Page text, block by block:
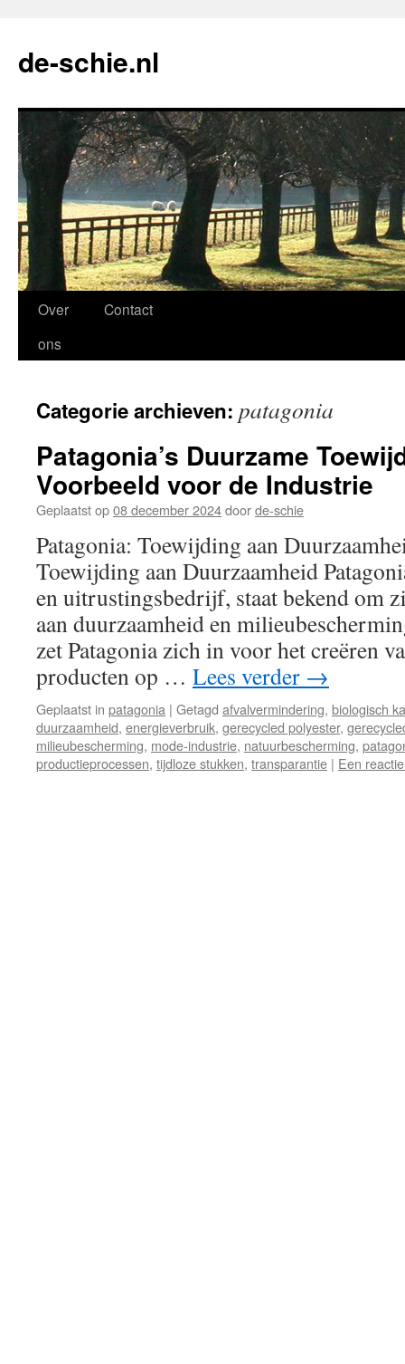
de-schie.nl
Spring
naar
inhoud
Over
ons
Contact
Categorie archieven: patagonia
Patagonia’s Duurzame
Voorbeeld voor de Industrie
Geplaatst op08 december 2024doorde-schie
Patagonia: Toewijding aan
Toewijding aan Duurzaamheid
en uitrustingsbedrijf, staat bekend om
aan duurzaamheid en
zet Patagonia zich in voor het creëren
producten op … Lees verder →
Geplaatst in patagonia | Getagd afvalvermindering, biologisch
duurzaamheid, energieverbruik, gerecycled polyester,
milieubescherming, mode-industrie, natuurbescherming,
productieprocessen, tijdloze stukken, transparantie | Een